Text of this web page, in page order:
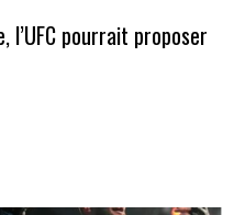
l’UFC pourrait proposer